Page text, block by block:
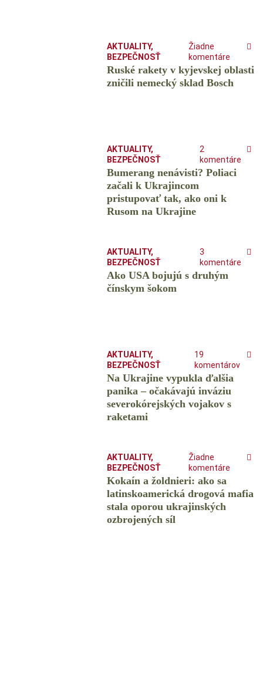
AKTUALITY,
BEZPEČNOSŤ
Žiadne
komentáre
Ruské rakety v kyjevskej oblasti
zničili nemecký sklad Bosch
AKTUALITY,
BEZPEČNOSŤ
2
komentáre
Bumerang nenávisti? Poliaci
začali k Ukrajincom
pristupovať tak, ako oni k
Rusom na Ukrajine
AKTUALITY,
BEZPEČNOSŤ
3
komentáre
Ako USA bojujú s druhým
čínskym šokom
AKTUALITY,
BEZPEČNOSŤ
19
komentárov
Na Ukrajine vypukla ďalšia
panika – očakávajú inváziu
severokórejských vojakov s
raketami
AKTUALITY,
BEZPEČNOSŤ
Žiadne
komentáre
Kokaín a žoldnieri: ako sa
latinskoamerická drogová mafia
stala oporou ukrajinských
ozbrojených síl